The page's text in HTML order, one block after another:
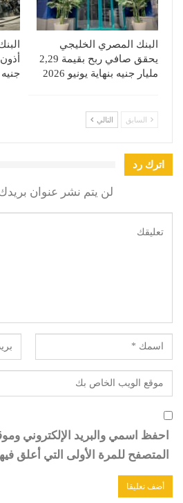
البنك المصري الخليجي
يحقق صافي ربح بقيمة 2,29
مليار جنيه بنهاية يونيو 2026
جنيه
السابق التالي
اترك رد
لن يتم نشر عنوان بريدك
احفظ اسمي والبريد الإلكتروني
المتصفح للمرة الأولى التي أعلق